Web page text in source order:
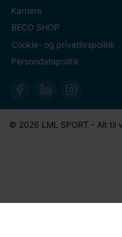
Karriere
BECO SHOP
Cookie- og privatlivspolitik
Persondatapolitik
© 2026 LML SPORT - Alt til